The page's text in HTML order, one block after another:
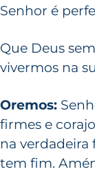
Senhor é
Que Deus
vivermos na
Oremos:
firmes e
na verdadeira
tem fim.